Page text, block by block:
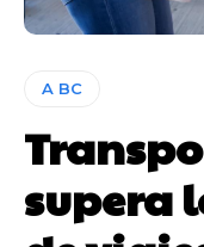
A BC
supera